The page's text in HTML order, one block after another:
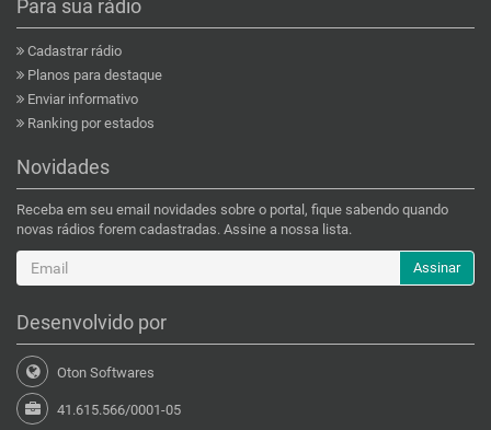
Para sua rádio
Cadastrar rádio
Planos para destaque
Enviar informativo
Ranking por estados
Novidades
Receba em seu email novidades sobre o portal, fique sabendo quando
novas rádios forem cadastradas. Assine a nossa lista.
Assinar
Desenvolvido por
Oton Softwares
41.615.566/0001-05